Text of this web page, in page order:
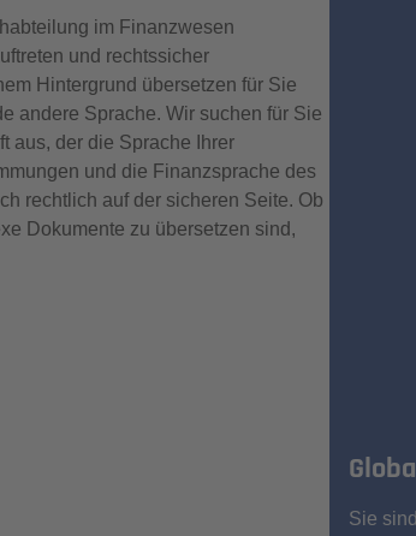
im Finanzwesen
und rechtssicher
Hintergrund übersetzen für Sie
andere Sprache. Wir suchen für Sie
aus, der die Sprache Ihrer
und die Finanzsprache des
rechtlich auf der sicheren Seite. Ob
Dokumente zu übersetzen sind,
Sie